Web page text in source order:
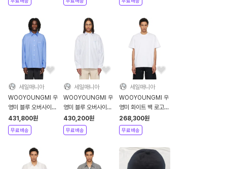
세일매니아
WOOYOUNGMI 우
영미 블루 오버사이즈
코튼 셔츠 - 블루
431,800원
무료배송
세일매니아
WOOYOUNGMI 우
영미 블루 오버사이즈
스트라이프 셔츠 - 블
루
430,200원
무료배송
세일매니아
WOOYOUNGMI 우
영미 화이트 백 로고
코튼 티셔츠 - 화이트
268,300원
무료배송